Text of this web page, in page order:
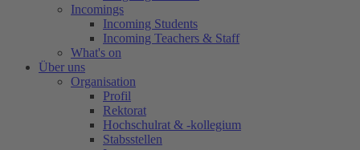
Incomings
Incoming Students
Incoming Teachers & Staff
What's on
Über uns
Organisation
Profil
Rektorat
Hochschulrat & -kollegium
Stabsstellen